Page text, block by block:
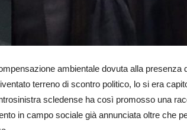
ambientale dovuta alla presenza
terreno di scontro politico, lo si era
scledense ha così promosso una
in campo sociale già annunciata oltre che